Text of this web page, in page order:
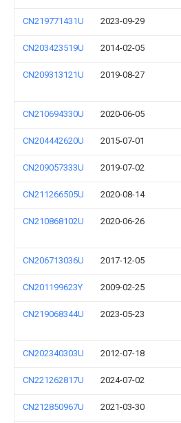
CN219771431U 2023-09-29
CN203423519U 2014-02-05
CN209313121U 2019-08-27
CN210694330U 2020-06-05
CN204442620U 2015-07-01
CN209057333U 2019-07-02
CN211266505U 2020-08-14
CN210868102U 2020-06-26
CN206713036U 2017-12-05
CN201199623Y 2009-02-25
CN219068344U 2023-05-23
CN202340303U 2012-07-18
CN221262817U 2024-07-02
CN212850967U 2021-03-30